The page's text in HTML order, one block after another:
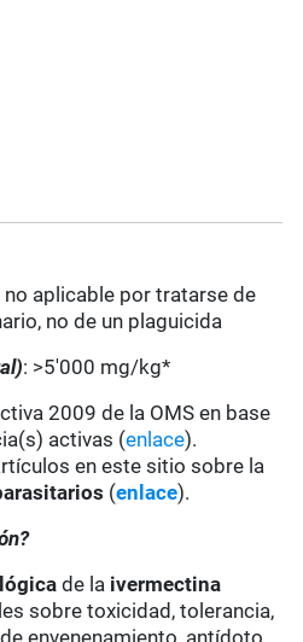
no aplicable por tratarse de
no de un plaguicida
: >5'000 mg/kg*
2009 de la OMS en base
activas (enlace).
en este sitio sobre la
(enlace).
de la ivermectina
sobre toxicidad, tolerancia,